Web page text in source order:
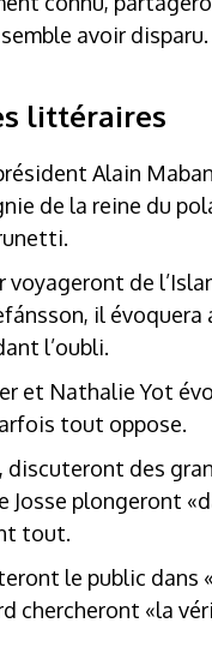
avoir disparu.
littéraires
Alain
de la reine du
de
il
l’oubli.
et Nathalie Yot
tout oppose.
discuteront des
plongeront
tout.
le public dans
chercheront «la